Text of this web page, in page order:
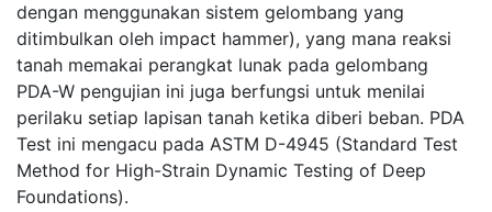
dengan menggunakan sistem gelombang yang
ditimbulkan oleh impact hammer), yang mana reaksi
tanah memakai perangkat lunak pada gelombang
PDA-W pengujian ini juga berfungsi untuk menilai
perilaku setiap lapisan tanah ketika diberi beban. PDA
Test ini mengacu pada ASTM D-4945 (Standard Test
Method for High-Strain Dynamic Testing of Deep
Foundations).